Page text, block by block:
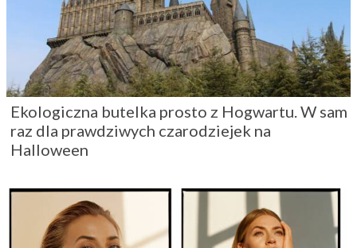
Ekologiczna butelka prosto z Hogwartu. W sam
raz dla prawdziwych czarodziejek na
Halloween